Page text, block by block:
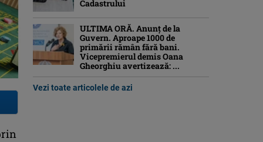
Cadastrului
ULTIMA ORĂ. Anunț de la
Guvern. Aproape 1000 de
primării rămân fără bani.
Vicepremierul demis Oana
Gheorghiu avertizează: ...
Vezi toate articolele de azi